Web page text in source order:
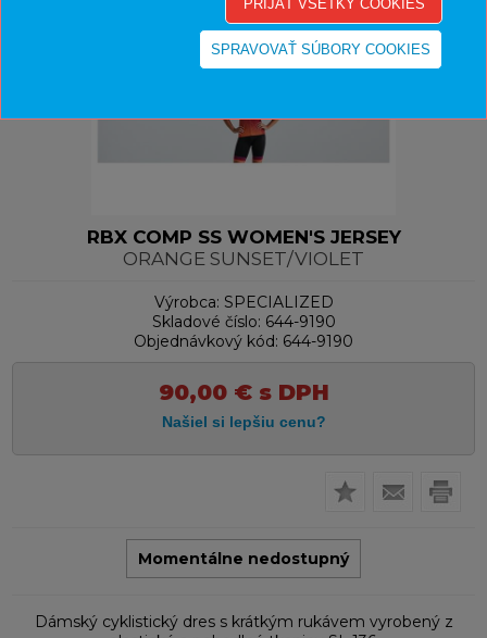
RBX COMP SS WOMEN'S JERSEY
ORANGE SUNSET/VIOLET
Výrobca: SPECIALIZED
Skladové číslo: 644-9190
Objednávkový kód: 644-9190
90,00 €s DPH
Momentálne nedostupný
Dámský cyklistický dres s krátkým rukávem vyrobený z